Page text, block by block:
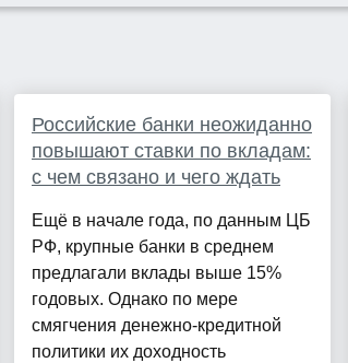
Российские банки неожиданно
повышают ставки по вкладам:
с чем связано и чего ждать
Ещё в начале года, по данным ЦБ
РФ, крупные банки в среднем
предлагали вклады выше 15%
годовых. Однако по мере
смягчения денежно-кредитной
политики их доходность